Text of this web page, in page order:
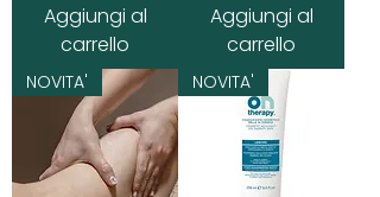
Aggiungi al
carrello
Aggiungi al
carrello
NOVITA' NOVITA'